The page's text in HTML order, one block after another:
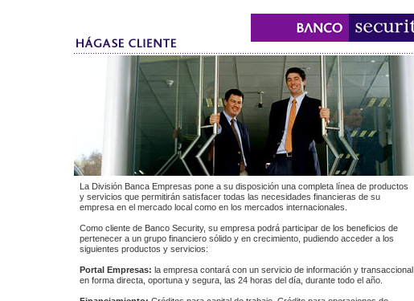
La División Banca Empresas pone a su disposición una completa línea de productos
y servicios que permitirán satisfacer todas las necesidades financieras de su
empresa en el mercado local como en los mercados internacionales.
Como cliente de Banco Security, su empresa podrá participar de los beneficios de
pertenecer a un grupo financiero sólido y en crecimiento, pudiendo acceder a los
siguientes productos y servicios:
Portal Empresas: la empresa contará con un servicio de información y transaccional
en forma directa, oportuna y segura, las 24 horas del día, durante todo el año.